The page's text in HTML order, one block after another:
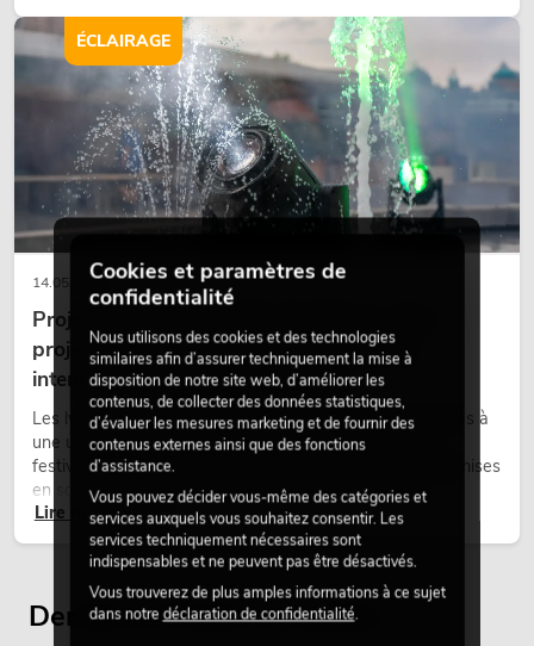
EUROLITE Set LED KLS Laser Bar FX +
Speaker system stand alu bk
No. 20000288L'article n'est plus disponible
EUROLITE Set LED KLS Laser Bar Pro
FX + Speaker system stand alu bk
No. 20000289L'article n'est plus disponible
scènes et peut rendre les configurations LED techniques plus
émotionnelles.
14.05.2026
Projecteurs à tête mobile d'extérieur : des
projecteurs à tête mobile résistants aux
intempéries pour les événements
Les lyres outdoor sont des projecteurs motorisés destinés à
une utilisation en extérieur. Elles sont utilisées lors de
festivals, de fêtes urbaines, de concerts en plein air, de mises
en scène architecturales et d’installations extérieures
temporaires.
Lire maintenant
ÉCLAIRAGE
Derniers articles consultés
Cookies et paramètres de
confidentialité
Nous utilisons des cookies et des technologies
similaires afin d’assurer techniquement la mise à
disposition de notre site web, d’améliorer les
contenus, de collecter des données statistiques,
d’évaluer les mesures marketing et de fournir des
contenus externes ainsi que des fonctions
d’assistance.
Vous pouvez décider vous-même des catégories et
services auxquels vous souhaitez consentir. Les
services techniquement nécessaires sont
indispensables et ne peuvent pas être désactivés.
Vous trouverez de plus amples informations à ce sujet
dans notre déclaration de confidentialité.